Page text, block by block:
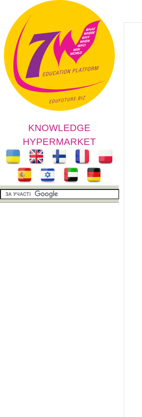
KNOWLEDGE
HYPERMARKET